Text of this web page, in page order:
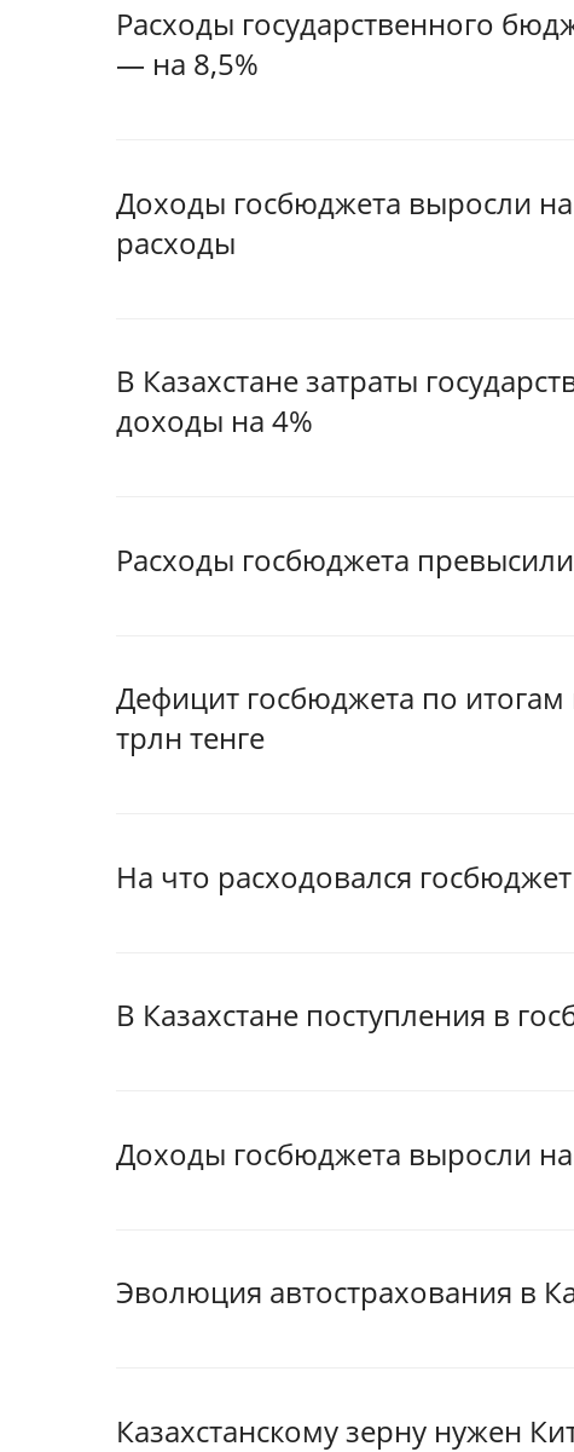
Расходы государственного
— на 8,5%
Доходы госбюджета выросли
расходы
В Казахстане затраты
доходы на 4%
Расходы госбюджета
Дефицит госбюджета по итогам
трлн тенге
На что расходовался
В Казахстане поступления в
Доходы госбюджета выросли на
Эволюция автострахования в
Казахстанскому зерну нужен